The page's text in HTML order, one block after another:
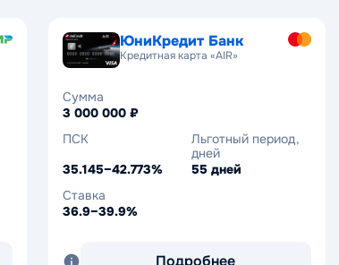
ЮниКредит Банк
Кредитная карта «AIR»
Сумма
3 000 000 ₽
ПСК
35.145–42.773%
Льготный период,
дней
55 дней
Ставка
36.9–39.9%
Подробнее